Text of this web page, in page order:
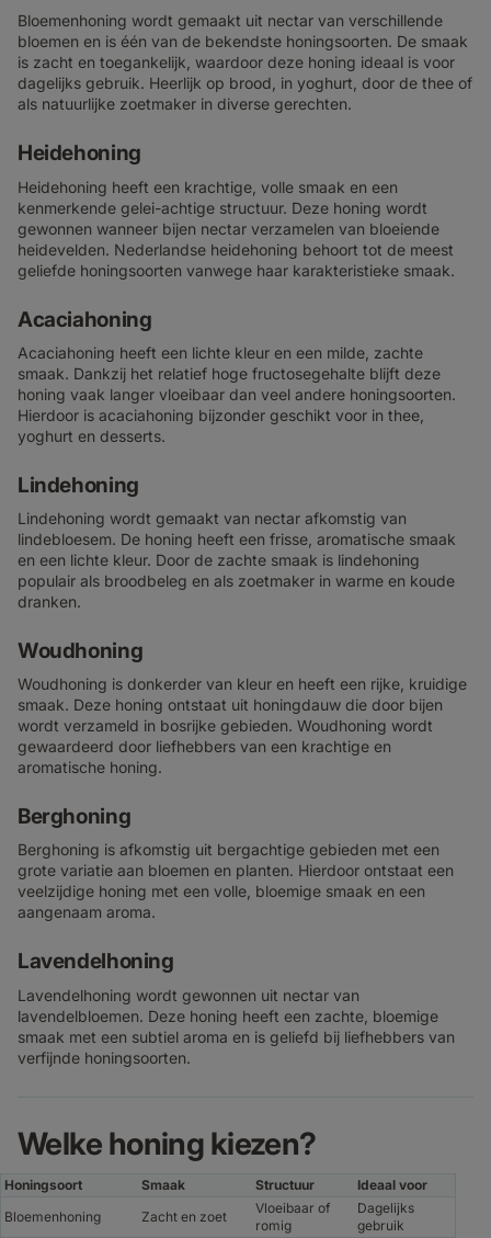
Bloemenhoning wordt gemaakt uit nectar van verschillende
bloemen en is één van de bekendste honingsoorten. De smaak
is zacht en toegankelijk, waardoor deze honing ideaal is voor
dagelijks gebruik. Heerlijk op brood, in yoghurt, door de thee of
als natuurlijke zoetmaker in diverse gerechten.
Heidehoning
Heidehoning heeft een krachtige, volle smaak en een
kenmerkende gelei-achtige structuur. Deze honing wordt
gewonnen wanneer bijen nectar verzamelen van bloeiende
heidevelden. Nederlandse heidehoning behoort tot de meest
geliefde honingsoorten vanwege haar karakteristieke smaak.
Acaciahoning
Acaciahoning heeft een lichte kleur en een milde, zachte
smaak. Dankzij het relatief hoge fructosegehalte blijft deze
honing vaak langer vloeibaar dan veel andere honingsoorten.
Hierdoor is acaciahoning bijzonder geschikt voor in thee,
yoghurt en desserts.
Lindehoning
Lindehoning wordt gemaakt van nectar afkomstig van
lindebloesem. De honing heeft een frisse, aromatische smaak
en een lichte kleur. Door de zachte smaak is lindehoning
populair als broodbeleg en als zoetmaker in warme en koude
dranken.
Woudhoning
Woudhoning is donkerder van kleur en heeft een rijke, kruidige
smaak. Deze honing ontstaat uit honingdauw die door bijen
wordt verzameld in bosrijke gebieden. Woudhoning wordt
gewaardeerd door liefhebbers van een krachtige en
aromatische honing.
Berghoning
Berghoning is afkomstig uit bergachtige gebieden met een
grote variatie aan bloemen en planten. Hierdoor ontstaat een
veelzijdige honing met een volle, bloemige smaak en een
aangenaam aroma.
Lavendelhoning
Lavendelhoning wordt gewonnen uit nectar van
lavendelbloemen. Deze honing heeft een zachte, bloemige
smaak met een subtiel aroma en is geliefd bij liefhebbers van
verfijnde honingsoorten.
Welke honing kiezen?
Honingsoort Smaak Structuur
Ideaal voor
Bloemenhoning
Zacht en zoet
Vloeibaar of
romig
Dagelijks
gebruik